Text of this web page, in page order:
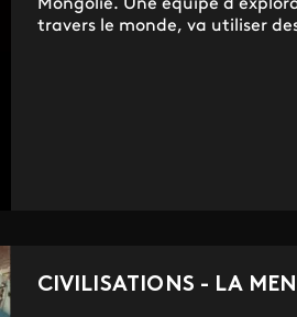
Mongolie. Une équipe
travers le monde, va utiliser
CIVILISATIONS - LA